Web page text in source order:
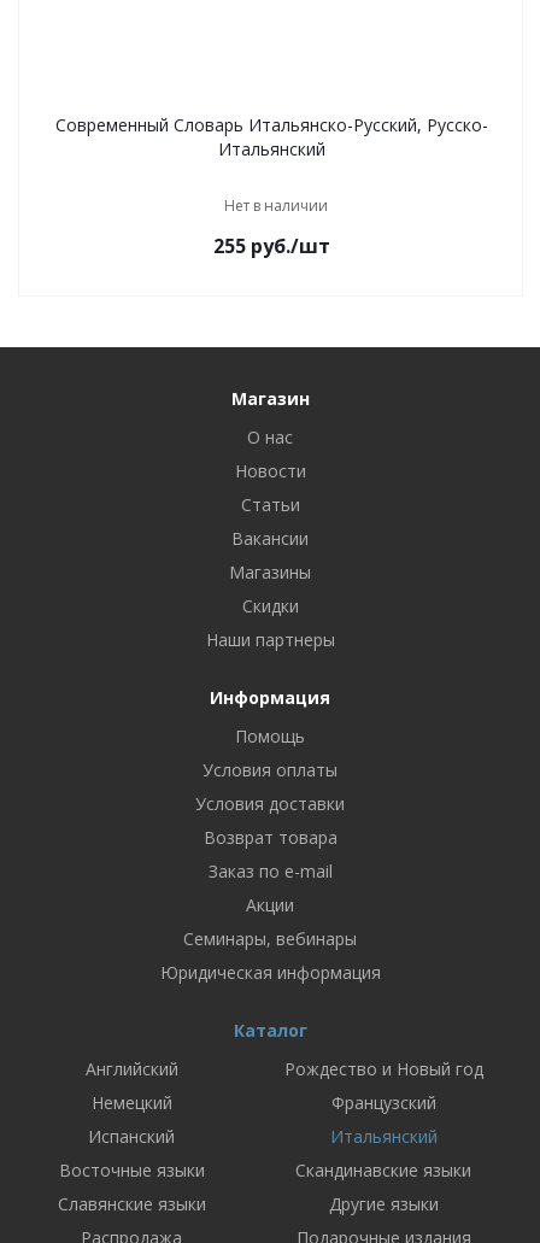
Современный Словарь Итальянско-Русский, Русско-
Итальянский
Нет в наличии
255руб./шт
Магазин
О нас
Новости
Статьи
Вакансии
Магазины
Скидки
Наши партнеры
Информация
Помощь
Условия оплаты
Условия доставки
Возврат товара
Заказ по e-mail
Акции
Семинары, вебинары
Юридическая информация
Каталог
Английский
Рождество и Новый год
Немецкий
Французский
Испанский
Итальянский
Восточные языки
Скандинавские языки
Славянские языки
Другие языки
Распродажа
Подарочные издания